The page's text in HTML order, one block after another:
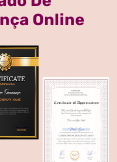
Online